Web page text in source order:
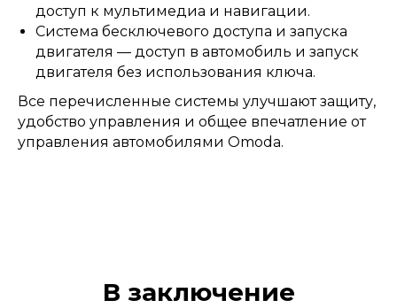
доступ к мультимедиа и навигации.
Система бесключевого доступа и запуска
двигателя — доступ в автомобиль и запуск
двигателя без использования ключа.
Все перечисленные системы улучшают защиту,
удобство управления и общее впечатление от
управления автомобилями Omoda.
В заключение